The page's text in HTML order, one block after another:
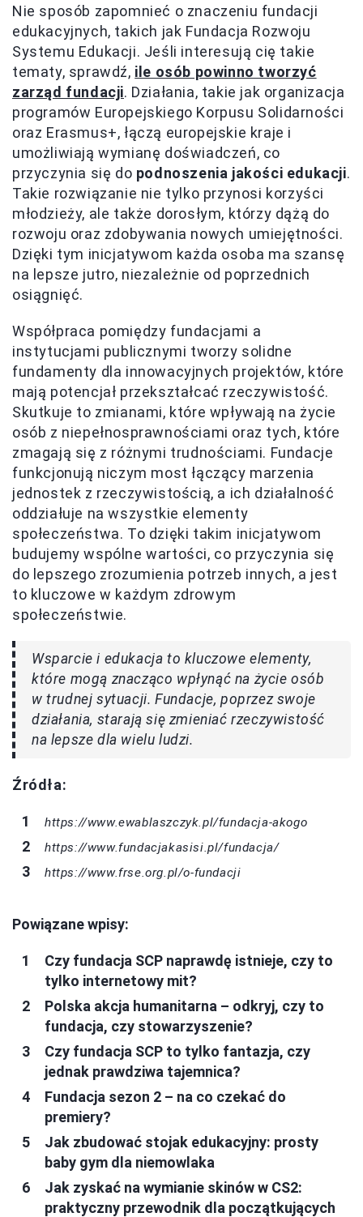
Nie sposób zapomnieć o znaczeniu fundacji
edukacyjnych, takich jak Fundacja Rozwoju
Systemu Edukacji. Jeśli interesują cię takie
tematy, sprawdź, ile osób powinno tworzyć
zarząd fundacji. Działania, takie jak organizacja
programów Europejskiego Korpusu Solidarności
oraz Erasmus+, łączą europejskie kraje i
umożliwiają wymianę doświadczeń, co
przyczynia się do podnoszenia jakości edukacji.
Takie rozwiązanie nie tylko przynosi korzyści
młodzieży, ale także dorosłym, którzy dążą do
rozwoju oraz zdobywania nowych umiejętności.
Dzięki tym inicjatywom każda osoba ma szansę
na lepsze jutro, niezależnie od poprzednich
osiągnięć.
Współpraca pomiędzy fundacjami a
instytucjami publicznymi tworzy solidne
fundamenty dla innowacyjnych projektów, które
mają potencjał przekształcać rzeczywistość.
Skutkuje to zmianami, które wpływają na życie
osób z niepełnosprawnościami oraz tych, które
zmagają się z różnymi trudnościami. Fundacje
funkcjonują niczym most łączący marzenia
jednostek z rzeczywistością, a ich działalność
oddziałuje na wszystkie elementy
społeczeństwa. To dzięki takim inicjatywom
budujemy wspólne wartości, co przyczynia się
do lepszego zrozumienia potrzeb innych, a jest
to kluczowe w każdym zdrowym
społeczeństwie.
Wsparcie i edukacja to kluczowe elementy,
które mogą znacząco wpłynąć na życie osób
w trudnej sytuacji. Fundacje, poprzez swoje
działania, starają się zmieniać rzeczywistość
na lepsze dla wielu ludzi.
Źródła:
https://www.ewablaszczyk.pl/fundacja-akogo
https://www.fundacjakasisi.pl/fundacja/
https://www.frse.org.pl/o-fundacji
Powiązane wpisy:
Czy fundacja SCP naprawdę istnieje, czy to
tylko internetowy mit?
Polska akcja humanitarna – odkryj, czy to
fundacja, czy stowarzyszenie?
Czy fundacja SCP to tylko fantazja, czy
jednak prawdziwa tajemnica?
Fundacja sezon 2 – na co czekać do
premiery?
Jak zbudować stojak edukacyjny: prosty
baby gym dla niemowlaka
Jak zyskać na wymianie skinów w CS2:
praktyczny przewodnik dla początkujących